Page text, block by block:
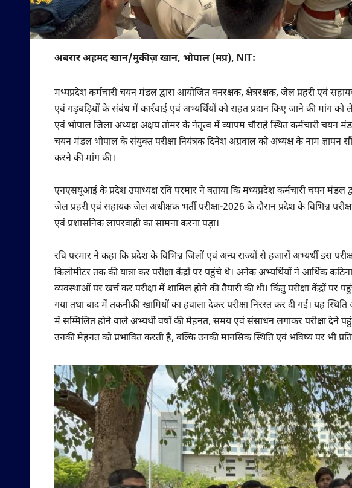
अबरार अहमद खान/मुकीज़ खान, भोपाल (मप्र), NIT:
मध्यप्रदेश कर्मचारी चयन मंडल द्वारा आयोजित वनरक्षक, क्षेत्ररक्षक, जेल प्रहरी एवं
एवं गड़बड़ियों के संबंध में कार्रवाई एवं अभ्यर्थियों को राहत प्रदान किए जाने की मांग को
एवं भोपाल जिला अध्यक्ष अक्षय तोमर के नेतृत्व में व्यापम चौराहे स्थित कर्मचारी चयन
चयन मंडल भोपाल के संयुक्त परीक्षा नियंत्रक दिनेश अग्रवाल को अध्यक्ष के नाम ज्ञापन
करने की मांग की।
एनएसयूआई के प्रदेश उपाध्यक्ष रवि परमार ने बताया कि मध्यप्रदेश कर्मचारी चयन मंडल
जेल प्रहरी एवं सहायक जेल अधीक्षक भर्ती परीक्षा-2026 के दौरान प्रदेश के विभिन्न
एवं प्रशासनिक लापरवाही का सामना करना पड़ा।
रवि परमार ने कहा कि प्रदेश के विभिन्न जिलों एवं अन्य राज्यों से हजारों अभ्यर्थी इस
किलोमीटर तक की यात्रा कर परीक्षा केंद्रों पर पहुंचे थे। अनेक अभ्यर्थियों ने आर्थिक
व्यवस्थाओं पर खर्च कर परीक्षा में शामिल होने की तैयारी की थी। किंतु परीक्षा केंद्रों
गया तथा बाद में तकनीकी खामियों का हवाला देकर परीक्षा निरस्त कर दी गई। यह स्थिति
में सम्मिलित होने वाले अभ्यर्थी वर्षों की मेहनत, समय एवं संसाधन लगाकर परीक्षा देने
उनकी मेहनत को प्रभावित करती है, बल्कि उनकी मानसिक स्थिति एवं भविष्य पर भी